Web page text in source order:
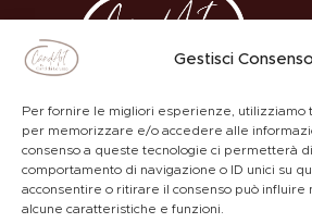
Gestisci Consenso
Per fornire le migliori esperienze, utilizziamo
per memorizzare e/o accedere alle
consenso a queste tecnologie ci permetterà
comportamento di navigazione o ID unici su
acconsentire o ritirare il consenso può influire
alcune caratteristiche e funzioni.
ACADEMY PRIVACY